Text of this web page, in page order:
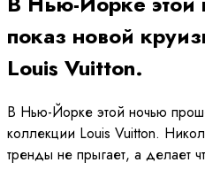
показ новой
Louis Vuitton.
В Нью-Йорке этой ночью
коллекции Louis Vuitton.
тренды не прыгает, а делает